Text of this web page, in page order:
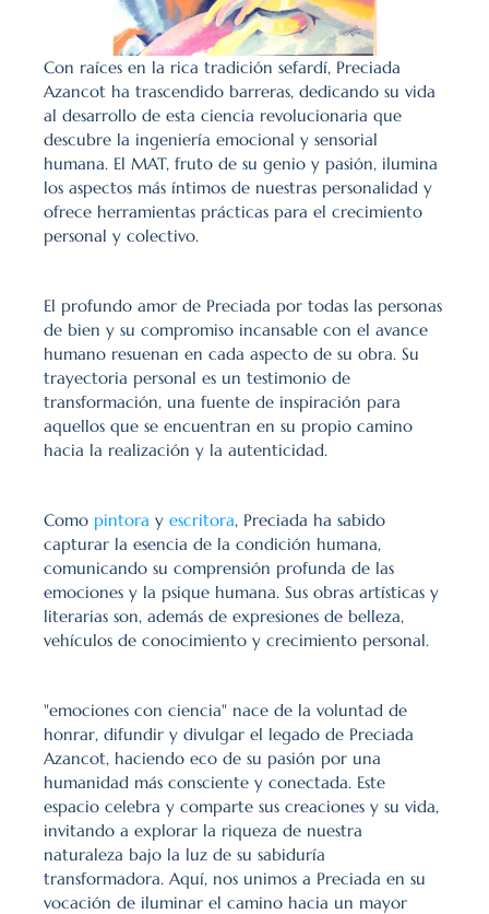
Con raíces en la rica tradición sefardí, Preciada
Azancot ha trascendido barreras, dedicando su vida
al desarrollo de esta ciencia revolucionaria que
descubre la ingeniería emocional y sensorial
humana. El MAT, fruto de su genio y pasión, ilumina
los aspectos más íntimos de nuestras personalidad y
ofrece herramientas prácticas para el crecimiento
personal y colectivo.
El profundo amor de Preciada por todas las personas
de bien y su compromiso incansable con el avance
humano resuenan en cada aspecto de su obra. Su
trayectoria personal es un testimonio de
transformación, una fuente de inspiración para
aquellos que se encuentran en su propio camino
hacia la realización y la autenticidad.
Como pintora y escritora, Preciada ha sabido
capturar la esencia de la condición humana,
comunicando su comprensión profunda de las
emociones y la psique humana. Sus obras artísticas y
literarias son, además de expresiones de belleza,
vehículos de conocimiento y crecimiento personal.
"emociones con ciencia" nace de la voluntad de
honrar, difundir y divulgar el legado de Preciada
Azancot, haciendo eco de su pasión por una
humanidad más consciente y conectada. Este
espacio celebra y comparte sus creaciones y su vida,
invitando a explorar la riqueza de nuestra
naturaleza bajo la luz de su sabiduría
transformadora. Aquí, nos unimos a Preciada en su
vocación de iluminar el camino hacia un mayor